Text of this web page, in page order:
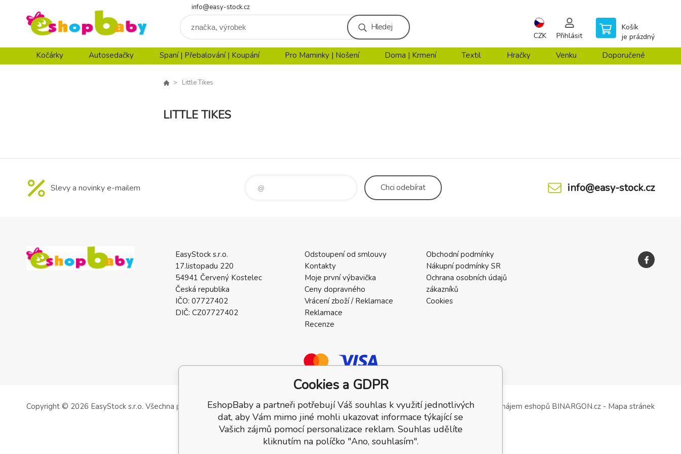
info@easy-stock.cz
Hledej
CZK Přihlásit
Košík
je prázdný
Kočárky Autosedačky Spaní | Přebalování | Koupání Pro Maminky | Nošení Doma | Krmení Textil Hračky Venku Doporučené
Little Tikes
LITTLE TIKES
Slevy a novinky e-mailem Chciodebírat info@easy-stock.cz
EasyStock s.r.o.
17.listopadu 220
54941 Červený Kostelec
Česká republika
IČO: 07727402
DIČ: CZ07727402
Odstoupení od smlouvy
Kontakty
Moje první výbavička
Ceny dopravného
Vrácení zboží / Reklamace
Reklamace
Recenze
Obchodní podmínky
Nákupní podmínky SR
Ochrana osobních údajů
zákazníků
Cookies
Copyright © 2026 EasyStock s.r.o. Všechna práva vyhrazena. Tvorba a pronájem eshopů BINARGON.cz - Mapa stránek
Cookies a GDPR
EshopBaby a partneři potřebují Váš souhlas k využití jednotlivých
dat, aby Vám mimo jiné mohli ukazovat informace týkající se
Vašich zájmů pomocí personalizace reklam. Souhlas udělíte
kliknutím na políčko "Ano, souhlasím".